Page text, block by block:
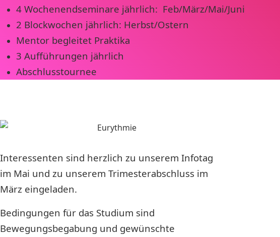
4 Wochenendseminare jährlich: Feb/März/Mai/Juni
2 Blockwochen jährlich: Herbst/Ostern
Mentor begleitet Praktika
3 Aufführungen jährlich
Abschlusstournee
Interessenten sind herzlich zu unserem Infotag
im Mai und zu unserem Trimesterabschluss im
März eingeladen.
Bedingungen für das Studium sind
Bewegungsbegabung und gewünschte